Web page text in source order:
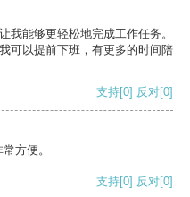
我能够更轻松地完成工作任务。
可以提前下班，有更多的时间陪
支持[0] 反对[0]
方便。
支持[0] 反对[0]